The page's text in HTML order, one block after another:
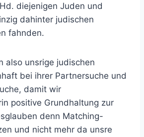
diejenigen Juden und
dahinter judischen
fahnden.
also unsrige judischen
bei ihrer Partnersuche und
damit wir
positive Grundhaltung zur
denn Matching-
und nicht mehr da unsre